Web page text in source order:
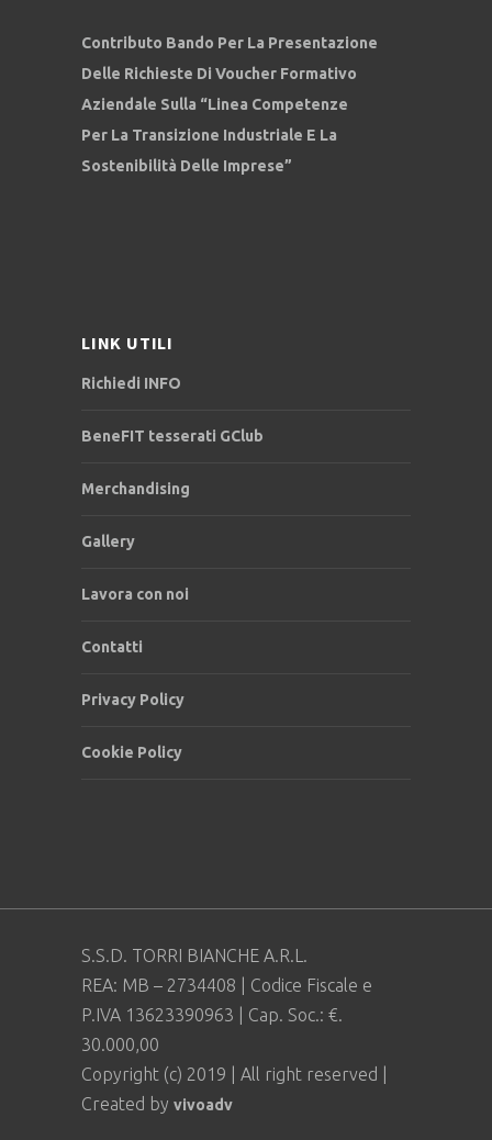
Contributo Bando Per La Presentazione
Delle Richieste Di Voucher Formativo
Aziendale Sulla “Linea Competenze
Per La Transizione Industriale E La
Sostenibilità Delle Imprese”
LINK UTILI
Richiedi INFO
BeneFIT tesserati GClub
Merchandising
Gallery
Lavora con noi
Contatti
Privacy Policy
Cookie Policy
S.S.D. TORRI BIANCHE A.R.L.
REA: MB – 2734408 | Codice Fiscale e
P.IVA 13623390963 | Cap. Soc.: €.
30.000,00
Copyright (c) 2019 | All right reserved |
Created by vivoadv